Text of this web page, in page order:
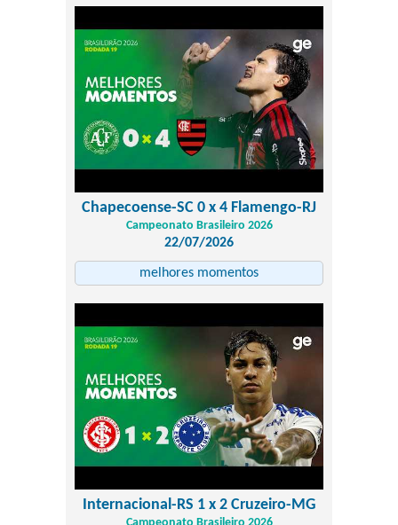
Chapecoense-SC 0 x 4 Flamengo-RJ
Campeonato Brasileiro 2026
22/07/2026
melhores momentos
Internacional-RS 1 x 2 Cruzeiro-MG